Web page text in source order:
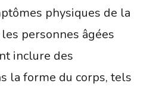
physiques de la
personnes âgées
inclure des
la forme du corps, tels